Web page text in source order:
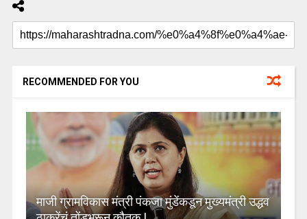
RECOMMENDED FOR YOU
माजी ग्रामविकास मंत्री पंकजा मुंडेंकडून मुख्यमंत्री उद्धव